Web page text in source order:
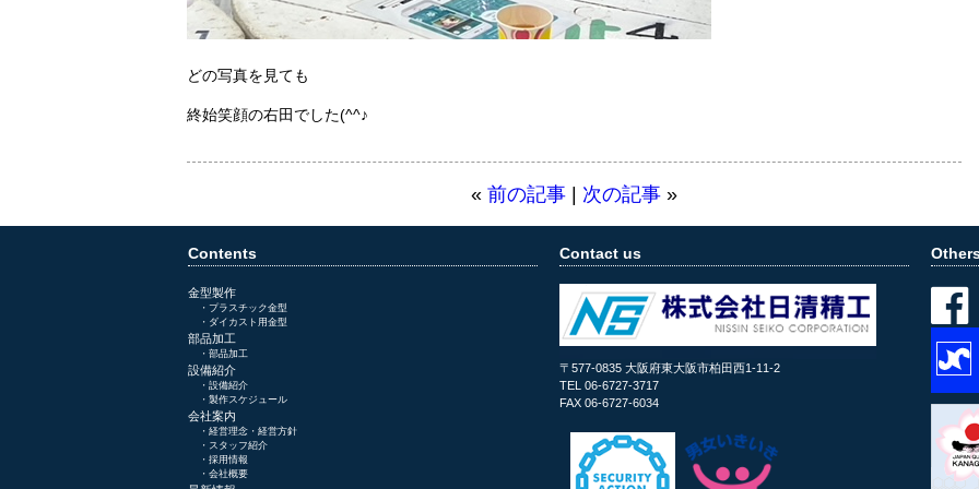
どの写真を見ても
終始笑顔の右田でした(^^♪
«前の記事 次の記事 »
Contents
金型製作
・ プラスチック金型
・ ダイカスト用金型
部品加工
・ 部品加工
設備紹介
・ 設備紹介
・ 製作スケジュール
会社案内
・ 経営理念・経営方針
・ スタッフ紹介
・ 採用情報
・ 会社概要
Contact us
〒577-0835 大阪府東大阪市柏田西1-11-2
TEL 06-6727-3717
FAX 06-6727-6034